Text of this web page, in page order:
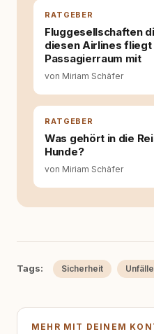
für ein
RATGEBER
Fluggesellschaften
diesen Airlines fliegt
Passagierraum mit
von Miriam Schäfer
RATGEBER
Was gehört in die
Hunde?
von Miriam Schäfer
Tags: Sicherheit
MEHR MIT DEINEM